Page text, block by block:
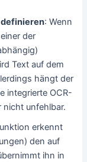
definieren: Wenn
der
Text auf dem
hängt der
integrierte OCR-
nicht unfehlbar.
erkennt
den auf
ihn in